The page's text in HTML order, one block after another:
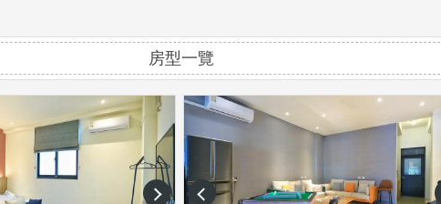
房型一覽
next prev